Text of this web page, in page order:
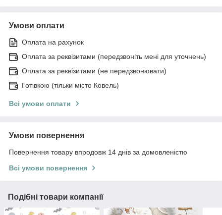
Умови оплати
Оплата на рахунок
Оплата за реквізитами (передзвоніть мені для уточнень)
Оплата за реквізитами (не передзвонювати)
Готівкою (тільки місто Ковель)
Всі умови оплати
Умови повернення
Повернення товару впродовж 14 днів за домовленістю
Всі умови повернення
Подібні товари компанії